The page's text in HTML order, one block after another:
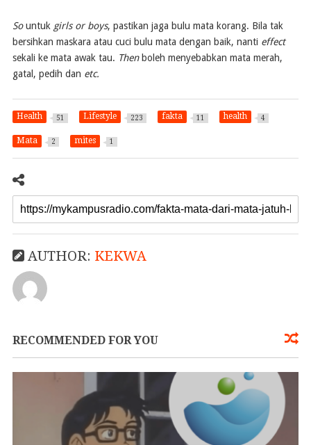
Sountuk girls or boys, pastikan jaga bulu mata korang. Bila tak
bersihkan maskara atau cuci bulu mata dengan baik, nanti effect
sekali ke mata awak tau. Thenboleh menyebabkan mata merah,
gatal, pedih dan etc.
Health 51 Lifestyle 223 fakta 11 health 4
Mata 2 mites 1
AUTHOR: KEKWA
RECOMMENDED FOR YOU